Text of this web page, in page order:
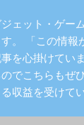
ェット・ゲー
。 「この情報
を心掛けてい
でこちらもぜ
収益を受けてい